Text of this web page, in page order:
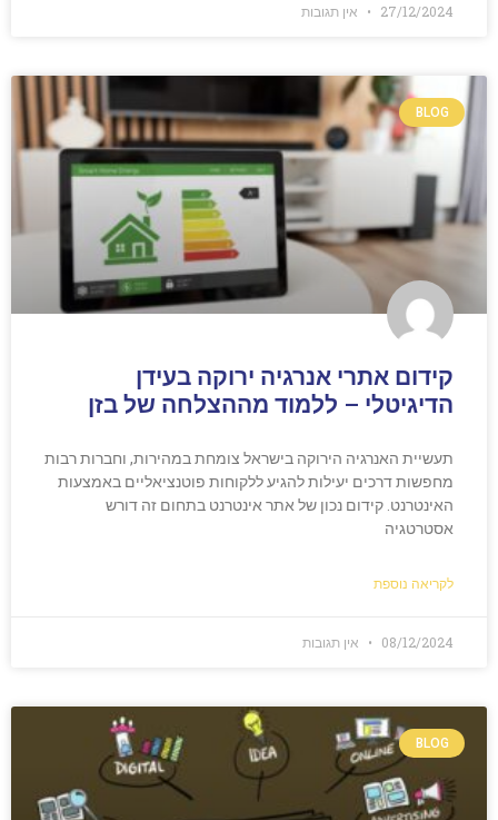
27/12/2024 אין תגובות
BLOG
קידום אתרי אנרגיה ירוקה בעידן
הדיגיטלי – ללמוד מההצלחה של בזן
תעשיית האנרגיה הירוקה בישראל צומחת במהירות, וחברות רבות
מחפשות דרכים יעילות להגיע ללקוחות פוטנציאליים באמצעות
האינטרנט. קידום נכון של אתר אינטרנט בתחום זה דורש
אסטרטגיה
לקריאה נוספת
08/12/2024 אין תגובות
BLOG